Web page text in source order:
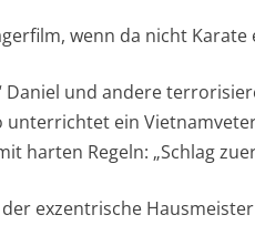
wenn da nicht Karate
Daniel und andere
unterrichtet ein
harten Regeln: „Schlag
exzentrische